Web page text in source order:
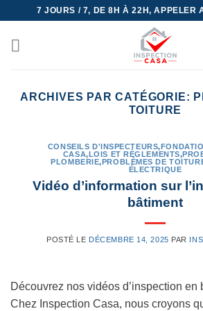
content
7 JOURS / 7, DE 8H À 22H, APPELER
ARCHIVES PAR CATÉGORIE:
TOITURE
CONSEILS D'INSPECTEURS,
CASA,LOIS ET RÈGLEMENTS,
PLOMBERIE,PROBLÈMES DE
ÉLECTRIQUE
Vidéo d’information sur
bâtiment
POSTÉ LE DÉCEMBRE 14, 2025 PAR
Découvrez nos vidéos d’inspection en
Chez Inspection Casa, nous croyons